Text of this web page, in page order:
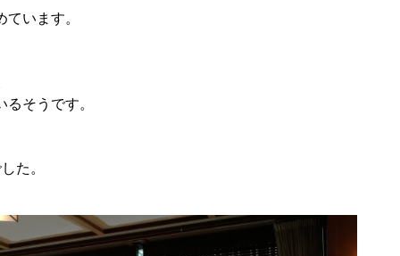
います。
そうです。
た。